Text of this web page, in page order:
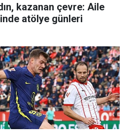
kazanan çevre: Aile
atölye günleri